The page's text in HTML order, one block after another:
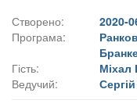
Створено:
2020-
Програма:
Гість:
Міхал
Ведучий: